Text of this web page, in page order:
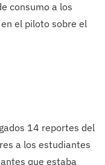
consumo a los
el piloto sobre el
14 reportes del
a los estudiantes
que estaba